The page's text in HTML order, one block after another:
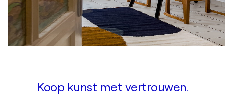
Koop kunst met vertrouwen.